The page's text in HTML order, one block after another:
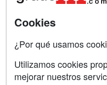
Contactar
Copyleft
Cookies
¿Por qué usamos
Utilizamos cookies
mejorar nuestros